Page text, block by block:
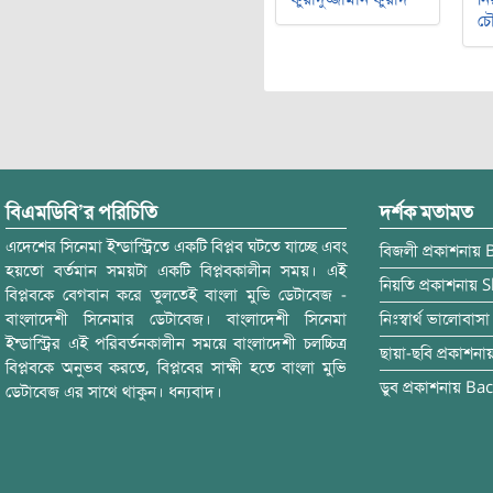
বিএমডিবি’র পরিচিতি
এদেশের সিনেমা ইন্ডাস্ট্রিতে একটি বিপ্লব ঘটতে যাচ্ছে এবং
হয়তো বর্তমান সময়টা একটি বিপ্লবকালীন সময়। এই
বিপ্লবকে বেগবান করে তুলতেই বাংলা মুভি ডেটাবেজ -
বাংলাদেশী সিনেমার ডেটাবেজ। বাংলাদেশী সিনেমা
ইন্ডাস্ট্রির এই পরিবর্তনকালীন সময়ে বাংলাদেশী চলচ্চিত্র
বিপ্লবকে অনুভব করতে, বিপ্লবের সাক্ষী হতে বাংলা মুভি
ডেটাবেজ এর সাথে থাকুন। ধন্যবাদ।
দর্শক মতামত
বিজলী প্রকাশনায়
নিয়তি প্রকাশনায়
নিঃস্বার্থ ভালোবাসা
ছায়া-ছবি
ডুব প্রকাশনায়